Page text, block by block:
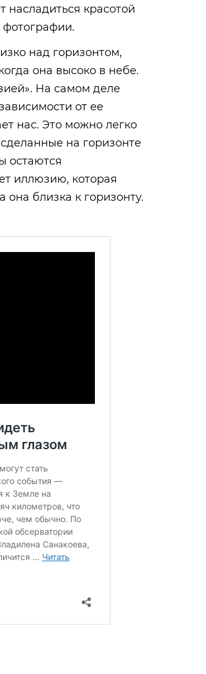
насладиться красотой
над горизонтом,
она высоко в небе.
На самом деле
от ее
нас. Это можно легко
на горизонте
остаются
иллюзию, которая
она близка к горизонту.